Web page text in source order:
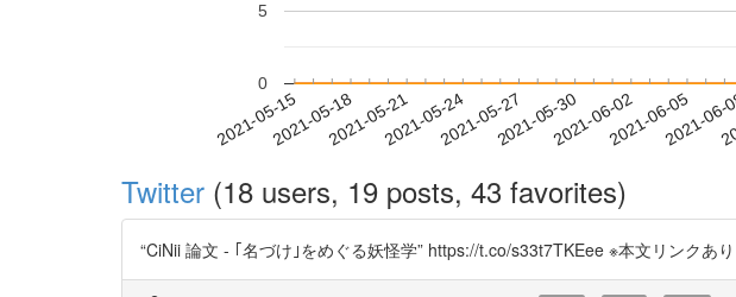
2021-05-152021-05-182021-05-212021-05-242021-05-272021-05-302021-06-022021-06-05
2021-
0
5
Twitter (18 users, 19 posts, 43 favorites)
“CiNii 論文 - ｢名づけ｣をめぐる妖怪学” https://t.co/s33t7TKEee ※本文リンクあり